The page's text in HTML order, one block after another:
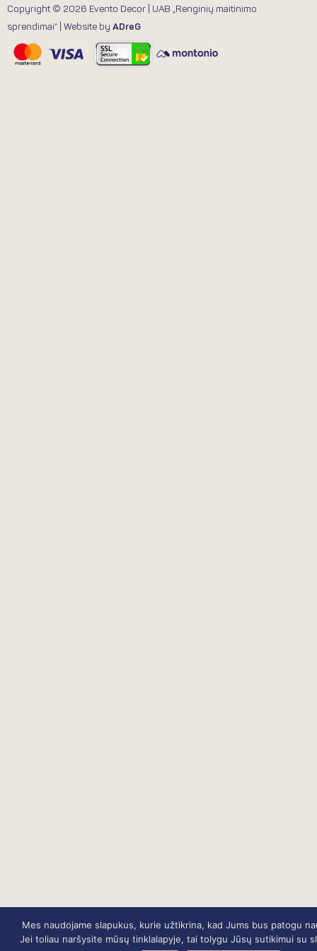
Copyright © 2026 Evento Decor | UAB „Renginių maitinimo
sprendimai“ | Website by ADreG
Mes naudojame slapukus, kurie užtikrina, kad Jums bus patogu
Jei toliau naršysite mūsų tinklalapyje, tai tolygu Jūsų sutikimui su